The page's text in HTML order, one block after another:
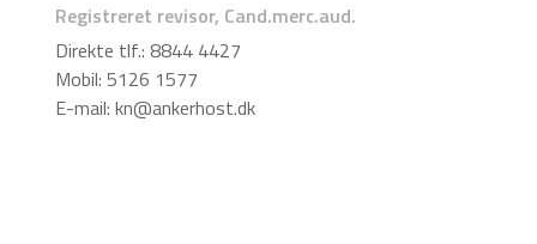
Registreret revisor, Cand.merc.aud.
Direkte tlf.: 8844 4427
Mobil: 5126 1577
E-mail: kn@ankerhost.dk